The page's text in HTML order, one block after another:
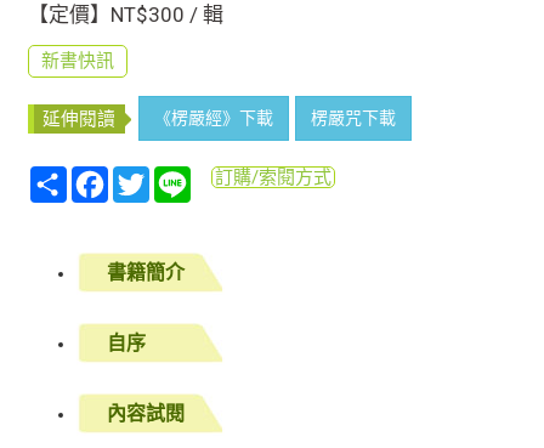
【定價】NT$300 / 輯
新書快訊
延伸閱讀 《楞嚴經》下載 楞嚴咒下載
分
享
Facebook
Twitter Line訂購/索閱方式
書籍簡介
自序
內容試閱